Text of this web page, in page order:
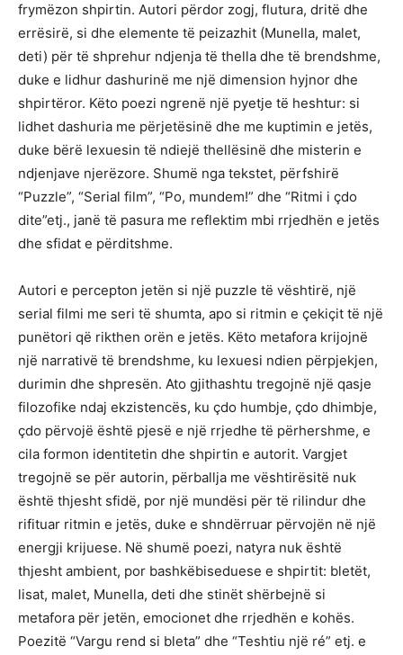
frymëzon shpirtin. Autori përdor zogj, flutura, dritë dhe
errësirë, si dhe elemente të peizazhit (Munella, malet,
deti) për të shprehur ndjenja të thella dhe të brendshme,
duke e lidhur dashurinë me një dimension hyjnor dhe
shpirtëror. Këto poezi ngrenë një pyetje të heshtur: si
lidhet dashuria me përjetësinë dhe me kuptimin e jetës,
duke bërë lexuesin të ndiejë thellësinë dhe misterin e
ndjenjave njerëzore. Shumë nga tekstet, përfshirë
“Puzzle”, “Serial film”, “Po, mundem!” dhe “Ritmi i çdo
dite”etj., janë të pasura me reflektim mbi rrjedhën e jetës
dhe sfidat e përditshme.
Autori e percepton jetën si një puzzle të vështirë, një
serial filmi me seri të shumta, apo si ritmin e çekiçit të një
punëtori që rikthen orën e jetës. Këto metafora krijojnë
një narrativë të brendshme, ku lexuesi ndien përpjekjen,
durimin dhe shpresën. Ato gjithashtu tregojnë një qasje
filozofike ndaj ekzistencës, ku çdo humbje, çdo dhimbje,
çdo përvojë është pjesë e një rrjedhe të përhershme, e
cila formon identitetin dhe shpirtin e autorit. Vargjet
tregojnë se për autorin, përballja me vështirësitë nuk
është thjesht sfidë, por një mundësi për të rilindur dhe
rifituar ritmin e jetës, duke e shndërruar përvojën në një
energji krijuese. Në shumë poezi, natyra nuk është
thjesht ambient, por bashkëbiseduese e shpirtit: bletët,
lisat, malet, Munella, deti dhe stinët shërbejnë si
metafora për jetën, emocionet dhe rrjedhën e kohës.
Poezitë “Vargu rend si bleta” dhe “Teshtiu një ré” etj. e